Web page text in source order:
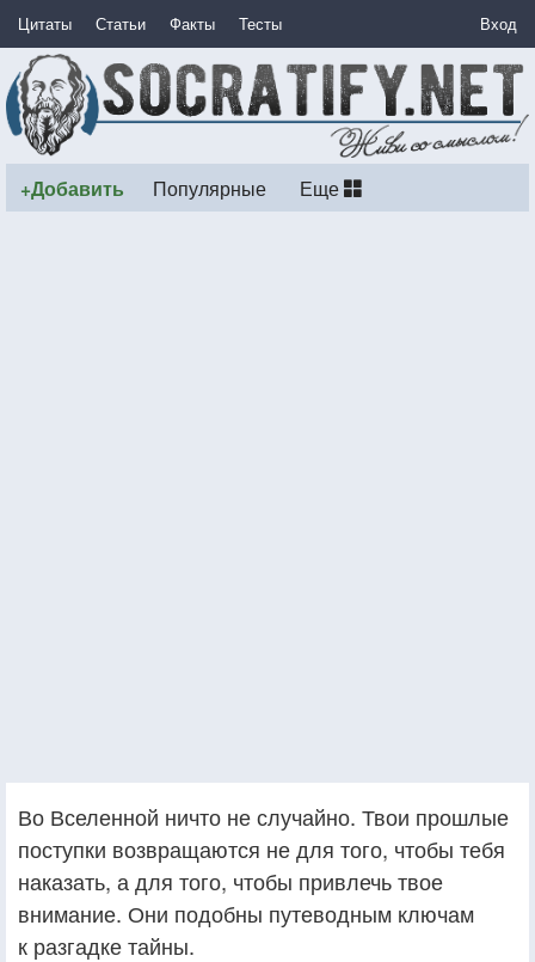
Цитаты Статьи Факты Тесты Вход
+Добавить Популярные Еще
Во Вселенной ничто не случайно. Твои прошлые
поступки возвращаются не для того, чтобы тебя
наказать, а для того, чтобы привлечь твое
внимание. Они подобны путеводным ключам
к разгадке тайны.